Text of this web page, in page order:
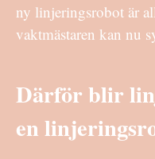
ny linjeringsrobot är
vaktmästaren kan nu
Därför blir
en